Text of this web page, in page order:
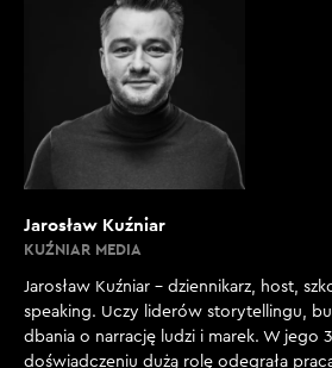
żebyśmy mogli się teraz dogadać.
muchy brzęczące w słoiku. Nie
co się dzisiaj tutaj stało. Dlatego
żebyśmy cokolwiek wiedzieli. Nic
może pozbył się wszystkiego, co
sądzę, żeby chciał nam
zachować to w tajemnicy.
dowiadujemy się, że od tego czasu
Zaciśnięta pięść odrzucona. Tak się
Następnego dnia napisałem list do
Jarosław Kuźniar
KUŹNIAR MEDIA
Jarosław Kuźniar – dziennikarz, host,
speaking. Uczy liderów storytellingu,
dbania o narrację ludzi i marek. W jego
doświadczeniu dużą rolę odegrała